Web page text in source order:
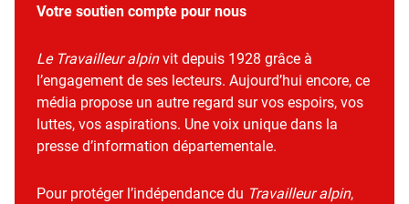
Votre soutien compte pour nous
Le Travailleur alpinvit depuis 1928 grâce à
l’engagement de ses lecteurs. Aujourd’hui encore, ce
média propose un autre regard sur vos espoirs, vos
luttes, vos aspirations. Une voix unique dans la
presse d’information départementale.
Pour protéger l’indépendance du Travailleur alpin,